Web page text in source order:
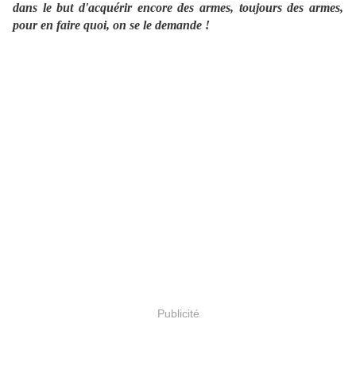
dans le but d'acquérir encore des armes, toujours des armes,
pour en faire quoi, on se le demande !
Publicité